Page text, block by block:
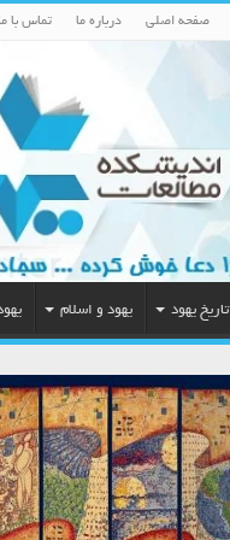
صفحه اصلی درباره ما تماس با
تاریخ یهود یهود و اسلام